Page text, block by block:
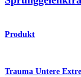
Produkt
Trauma Untere